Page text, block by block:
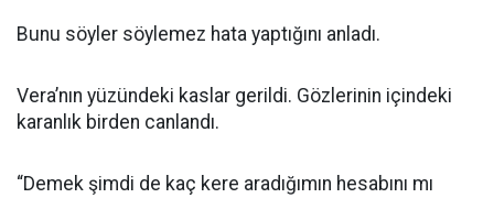
Bunu söyler söylemez hata yaptığını anladı.
Vera’nın yüzündeki kaslar gerildi. Gözlerinin içindeki
karanlık birden canlandı.
“Demek şimdi de kaç kere aradığımın hesabını mı